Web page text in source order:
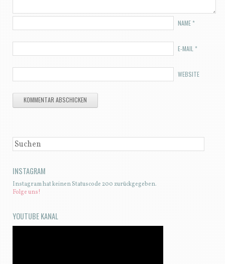
NAME*
E-MAIL *
WEBSITE
SUCHEN
INSTAGRAM
Instagram hat keinen Statuscode 200 zurückgegeben.
Folge uns!
YOUTUBE KANAL